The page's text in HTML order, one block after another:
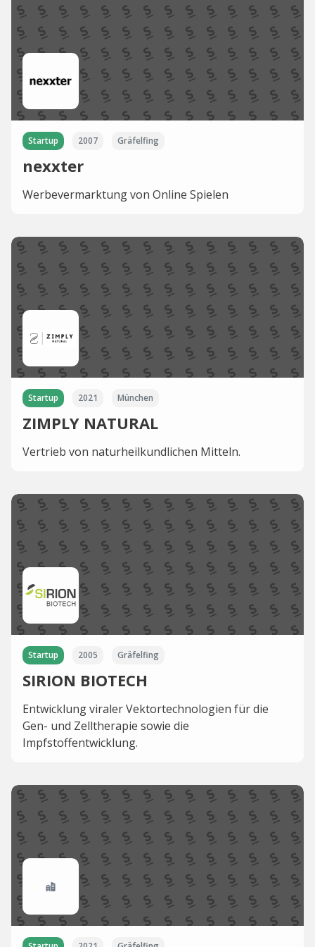
Startup 2007 Gräfelfing
nexxter
Werbevermarktung von Online Spielen
Startup 2021 München
ZIMPLY NATURAL
Vertrieb von naturheilkundlichen Mitteln.
Startup 2005 Gräfelfing
SIRION BIOTECH
Entwicklung viraler Vektortechnologien für die
Gen- und Zelltherapie sowie die
Impfstoffentwicklung.